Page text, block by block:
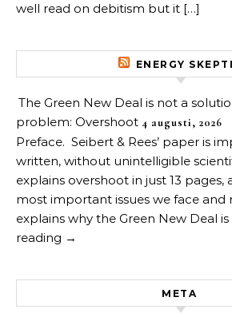
well read on debitism but it […]
ENERGY
The Green New Deal is not a
problem: Overshoot 4 augusti, 2026
Preface. Seibert & Rees’ paper is
written, without unintelligible
explains overshoot in just 13 pages,
most important issues we face and
explains why the Green New Deal
reading →
META